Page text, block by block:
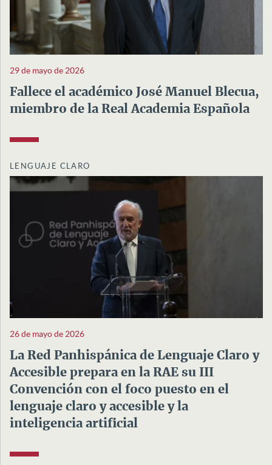
29 de mayo de 2026
Fallece el académico José Manuel Blecua,
miembro de la Real Academia Española
LENGUAJE CLARO
26 de mayo de 2026
La Red Panhispánica de Lenguaje Claro y
Accesible prepara en la RAE su III
Convención con el foco puesto en el
lenguaje claro y accesible y la
inteligencia artificial